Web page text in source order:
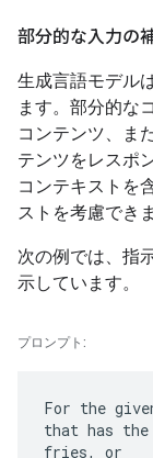
部分的な入力の
生成言語モデル
ます。部分的な
コンテンツ、ま
テンツをレスポ
コンテキストを
ストを考慮でき
次の例では、指
示しています。
プロンプト:
For the
that has the
fries, or